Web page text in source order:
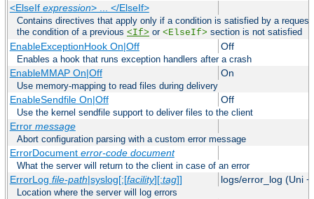
<ElseIf expression> ... </ElseIf>
Contains directives that apply only if a condition is satisfied by a
the condition of a previous <If> or <ElseIf> section is not satisfied
EnableExceptionHook On|Off Off
Enables a hook that runs exception handlers after a crash
EnableMMAP On|Off On
Use memory-mapping to read files during delivery
EnableSendfile On|Off Off
Use the kernel sendfile support to deliver files to the client
Error message
Abort configuration parsing with a custom error message
ErrorDocument error-code document
What the server will return to the client in case of an error
ErrorLog file-path|syslog[:[facility][:tag]] logs/error_log (Uni +
Location where the server will log errors